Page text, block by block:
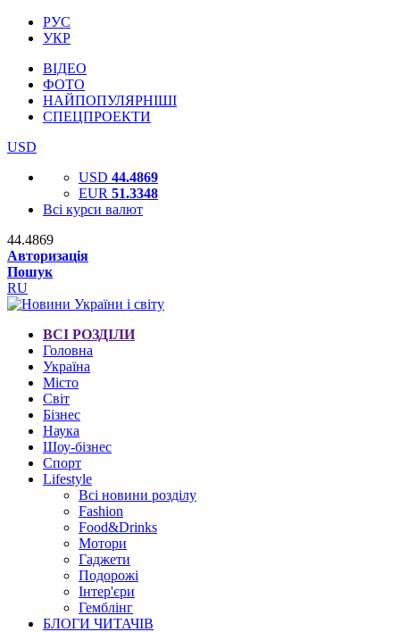
РУС
УКР
ВІДЕО
ФОТО
НАЙПОПУЛЯРНІШІ
СПЕЦПРОЕКТИ
USD
USD 44.4869
EUR 51.3348
Всі курси валют
44.4869
Авторизація
Пошук
RU
ВСІ РОЗДІЛИ
Головна
Україна
Місто
Світ
Бізнес
Наука
Шоу-бізнес
Спорт
Lifestyle
Всі новини розділу
Fashion
Food&Drinks
Мотори
Гаджети
Подорожі
Інтер'єри
Гемблінг
БЛОГИ ЧИТАЧІВ